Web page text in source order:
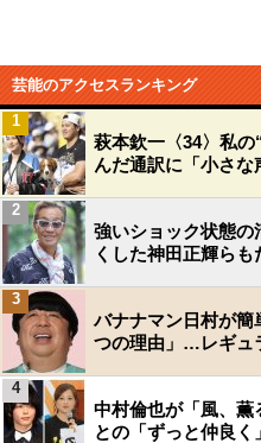
芸能のアクセスランキング
萩本欽一〈34〉私
んだ通訳に「小さな
1
強いショック状態
くした神田正輝ら
2
バナナマン日村が簡
つの理由」…レギュ
3
中村倫也が「風、
との「ずっと仲良
4